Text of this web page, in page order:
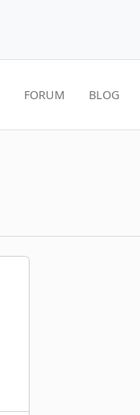
FORUM BLOG